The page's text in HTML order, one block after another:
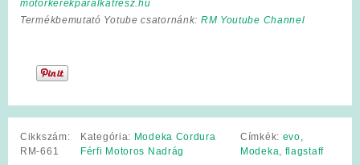
motorkerekparalkatresz.hu
Termékbemutató Yotube csatornánk: RM Youtube Channel
Cikkszám:
RM-661
Kategória: Modeka Cordura
Férfi Motoros Nadrág
Címkék: evo,
Modeka, flagstaff